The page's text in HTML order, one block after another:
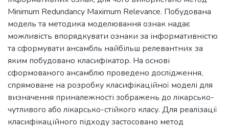
Minimum Redundancy Maximum Relevance. Побудована
модель та методика моделювання ознак надає
можливість впорядкувати ознаки за інформативністю
та сформувати ансамбль найбільш релевантних за
яким побудовано класифікатор. На основі
сформованого ансамблю проведено дослідження,
спрямоване на розробку класифікаційної моделі для
визначення приналежності зображень до лікарсько-
чутливого або лікарсько-стійкого класу. Для реалізації
класифікаційного підходу застосовано метод